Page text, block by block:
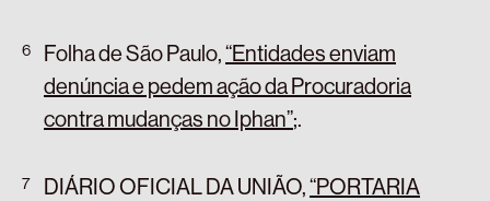
Folha de São Paulo,“Entidades enviam
denúncia e pedem ação da Procuradoria
contra mudanças no Iphan”;.
DIÁRIO OFICIAL DA UNIÃO,“PORTARIA